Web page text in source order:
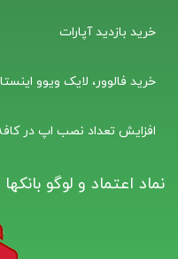
خرید بازدید آپارات
خرید فالوور، لایک ویوو
افزایش تعداد نصب اپ در کافه
نماد اعتماد و لوگو بانکها